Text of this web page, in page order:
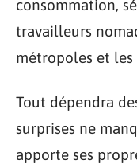
consommation,
travailleurs
métropoles et
Tout dépendra
surprises ne
apporte ses